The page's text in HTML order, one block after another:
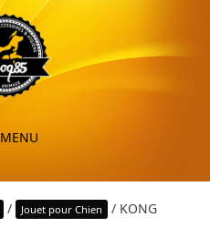
MENU
/ Jouet pour Chien
/ KONG